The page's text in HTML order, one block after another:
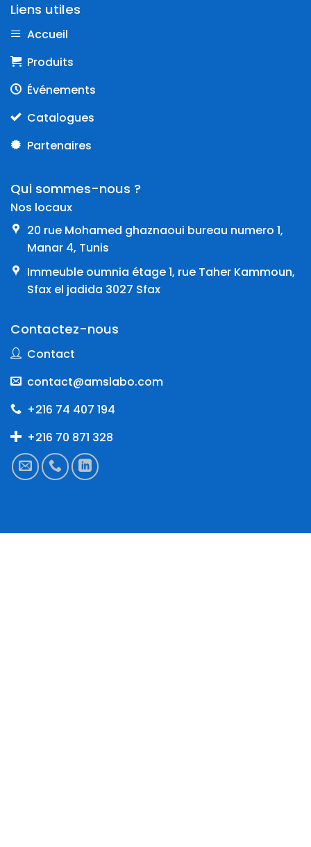
Liens utiles
Accueil
Produits
Événements
Catalogues
Partenaires
Qui sommes-nous ?
Nos locaux
20 rue Mohamed ghaznaoui bureau numero 1,
Manar 4, Tunis
Immeuble oumnia étage 1, rue Taher Kammoun,
Sfax el jadida 3027 Sfax
Contactez-nous
Contact
contact@amslabo.com
+216 74 407 194
+216 70 871 328